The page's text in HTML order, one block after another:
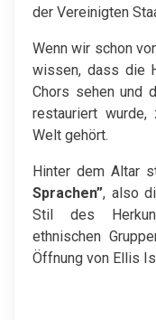
der Vereinigten
Wenn wir schon
wissen, dass die
Chors sehen und
restauriert wurde,
Welt gehört.
Hinter dem Altar
Sprachen”, also
Stil des
ethnischen
Öffnung von Ellis